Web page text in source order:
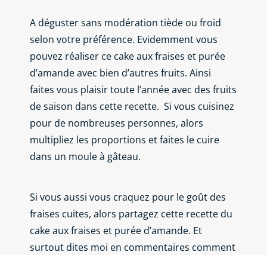
A déguster sans modération tiède ou froid
selon votre préférence. Evidemment vous
pouvez réaliser ce cake aux fraises et purée
d’amande avec bien d’autres fruits. Ainsi
faites vous plaisir toute l’année avec des fruits
de saison dans cette recette. Si vous cuisinez
pour de nombreuses personnes, alors
multipliez les proportions et faites le cuire
dans un moule à gâteau.
Si vous aussi vous craquez pour le goût des
fraises cuites, alors partagez cette recette du
cake aux fraises et purée d’amande. Et
surtout dites moi en commentaires comment